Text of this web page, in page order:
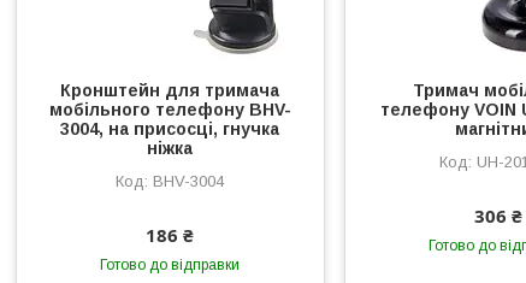
Кронштейн для тримача
мобільного телефону BHV-
3004, на присосці, гнучка
ніжка
BHV-3004
186 ₴
Готово до відправки
Тримач
телефону VOIN
UH-
306 ₴
Готово до